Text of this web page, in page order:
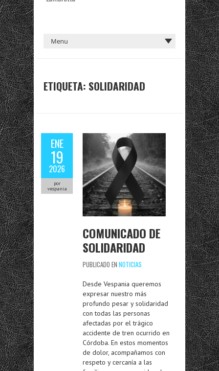
ETIQUETA: SOLIDARIDAD
ENE
19
2026
por
vespania
COMUNICADO DE
SOLIDARIDAD
PUBLICADO EN NOTICIAS
Desde Vespania queremos
expresar nuestro más
profundo pesar y solidaridad
con todas las personas
afectadas por el trágico
accidente de tren ocurrido en
Córdoba. En estos momentos
de dolor, acompañamos con
respeto y cercanía a las